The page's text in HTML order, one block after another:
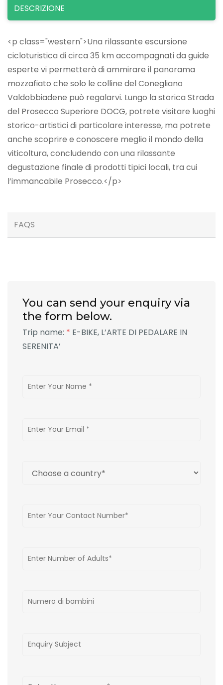
DESCRIZIONE
FAQS
<p class="western">Una rilassante escursione
cicloturistica di circa 35 km accompagnati da guide
esperte vi permetterà di ammirare il panorama
mozzafiato che solo le colline del Conegliano
Valdobbiadene può regalarvi. Lungo la storica Strada
del Prosecco Superiore DOCG, potrete visitare luoghi
storico-artistici di particolare interesse, ma potrete
anche scoprire e conoscere meglio il mondo della
viticoltura, concludendo con una rilassante
degustazione finale di prodotti tipici locali, tra cui
l’immancabile Prosecco.</p>
You can send your enquiry via
the form below.
Trip name: * E-BIKE, L’ARTE DI PEDALARE IN
SERENITA’